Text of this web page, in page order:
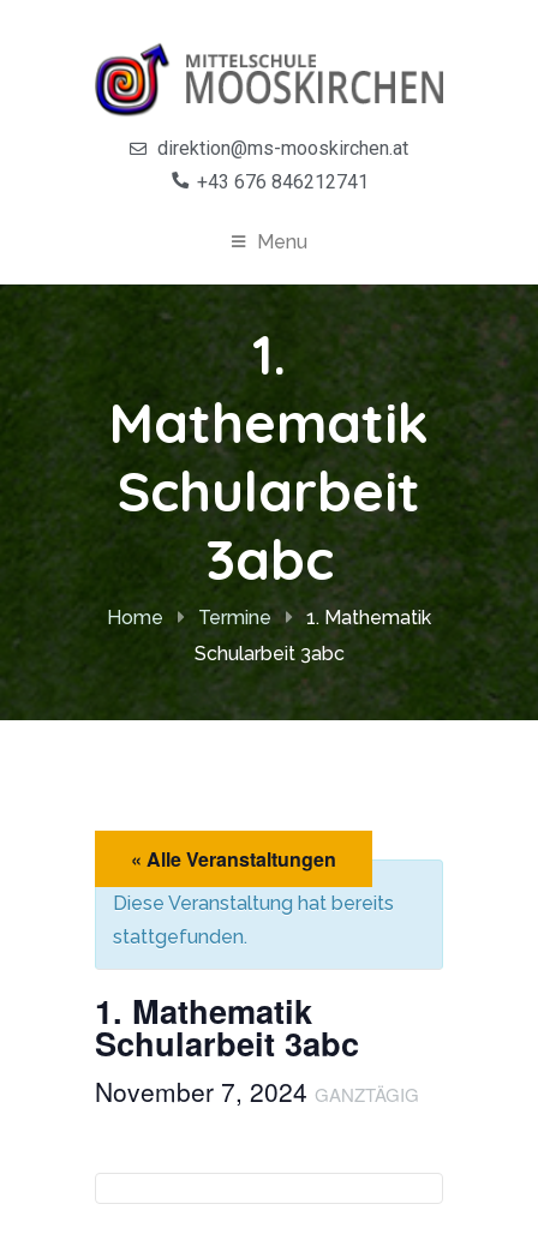
direktion@ms-mooskirchen.at
+43 676 846212741
Menu
1.
Mathematik
Schularbeit
3abc
Home Termine
1. Mathematik
Schularbeit 3abc
« Alle Veranstaltungen
Diese Veranstaltung hat bereits
stattgefunden.
1. Mathematik
Schularbeit 3abc
November 7, 2024 GANZTÄGIG